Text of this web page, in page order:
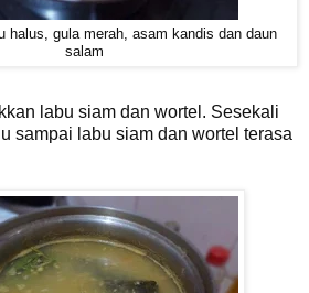
halus, gula merah, asam kandis dan daun
salam
labu siam dan wortel. Sesekali
sampai labu siam dan wortel terasa